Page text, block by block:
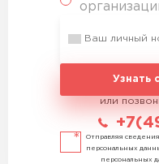
Узнать
или
Отправляя
персональных
персональных